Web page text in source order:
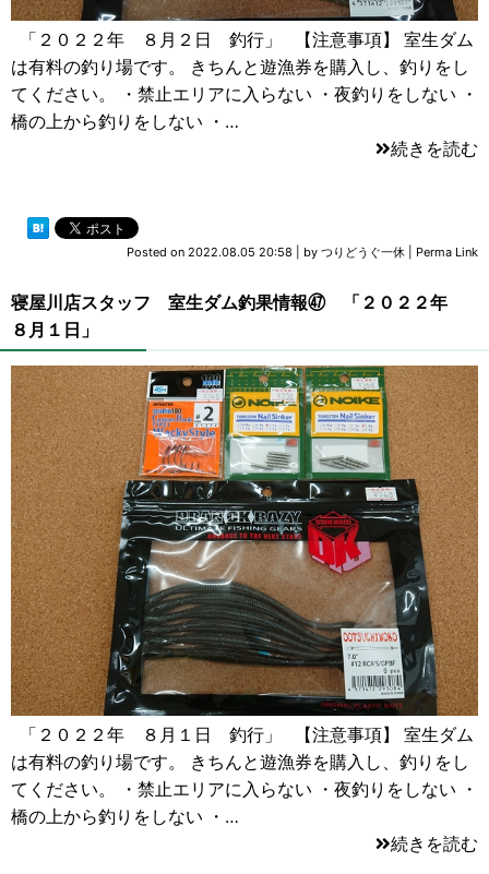
「２０２２年 ８月２日 釣行」 【注意事項】 室生ダム
は有料の釣り場です。 きちんと遊漁券を購入し、釣りをし
てください。 ・禁止エリアに入らない ・夜釣りをしない ・
橋の上から釣りをしない ・…
続きを読む
Posted on 2022.08.05 20:58 by つりどうぐ一休 Perma Link
寝屋川店スタッフ 室生ダム釣果情報㊼ 「２０２２年
８月１日」
「２０２２年 ８月１日 釣行」 【注意事項】 室生ダム
は有料の釣り場です。 きちんと遊漁券を購入し、釣りをし
てください。 ・禁止エリアに入らない ・夜釣りをしない ・
橋の上から釣りをしない ・…
続きを読む